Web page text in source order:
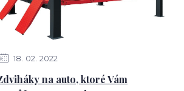
18 02 2022
na auto, ktoré Vám